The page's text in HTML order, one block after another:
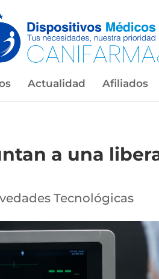
Actualidad Afiliados
a una
Tecnológicas